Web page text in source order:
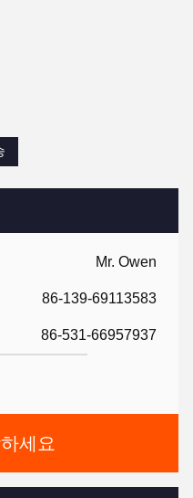
Mr. Owen
86-139-69113583
86-531-66957937
세요